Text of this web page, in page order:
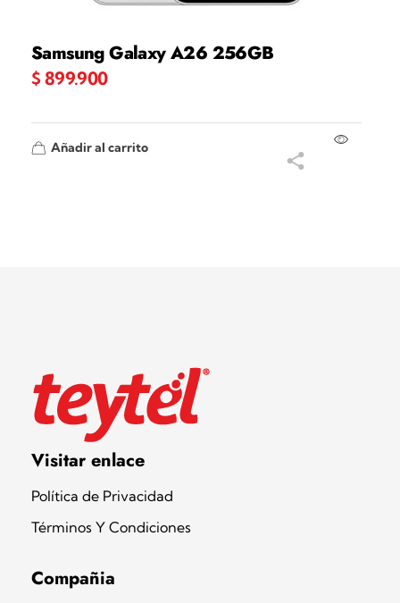
Samsung Galaxy A26 256GB
$ 899.900
Añadir al carrito
Teytel S.A.S
Teytel - Distribuidor autorizado de claro
Visitar enlace
Política de Privacidad
Términos Y Condiciones
Compañia